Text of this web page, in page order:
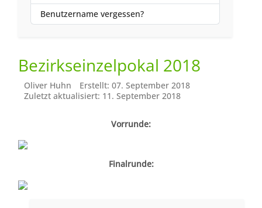
Benutzername vergessen?
Bezirkseinzelpokal 2018
Oliver Huhn
Erstellt: 07. September 2018
Zuletzt aktualisiert: 11. September 2018
Vorrunde:
Finalrunde: